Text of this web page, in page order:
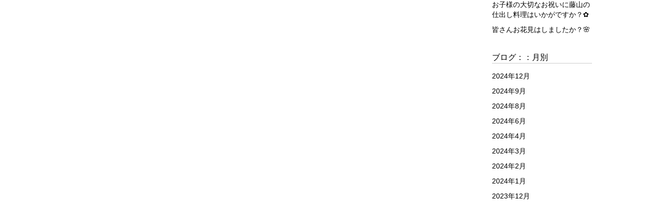
お子様の大切なお祝いに藤山の
仕出し料理はいかがですか？✿
皆さんお花見はしましたか？🌸
ブログ：：月別
2024年12月
2024年9月
2024年8月
2024年6月
2024年4月
2024年3月
2024年2月
2024年1月
2023年12月